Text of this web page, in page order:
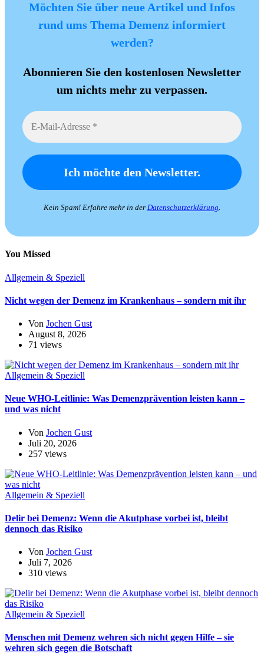
Möchten Sie über neue Artikel und Infos
rund ums Thema Demenz informiert
werden?
Abonnieren Sie den kostenlosen Newsletter
um nichts mehr zu verpassen.
Kein Spam! Erfahre mehr in der Datenschutzerklärung.
You Missed
Allgemein & Speziell
Nicht wegen der Demenz im Krankenhaus – sondern mit ihr
Von Jochen Gust
August 8, 2026
71 views
Allgemein & Speziell
Neue WHO-Leitlinie: Was Demenzprävention leisten kann –
und was nicht
Von Jochen Gust
Juli 20, 2026
257 views
Allgemein & Speziell
Delir bei Demenz: Wenn die Akutphase vorbei ist, bleibt
dennoch das Risiko
Von Jochen Gust
Juli 7, 2026
310 views
Allgemein & Speziell
Menschen mit Demenz wehren sich nicht gegen Hilfe – sie
wehren sich gegen die Botschaft